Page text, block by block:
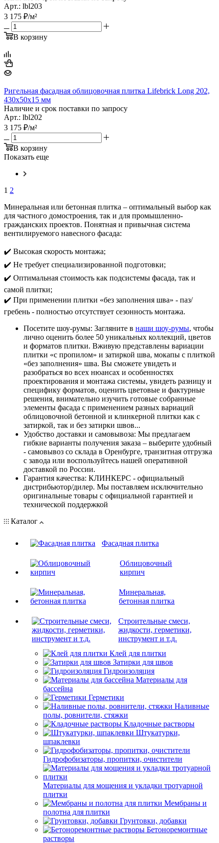
Арт.: lbl203
3 175 ₽/м²
В корзину
Ригельная фасадная облицовочная плитка Lifebrick Long 202,
430х50х15 мм
Наличие и срок поставки по запросу
Арт.: lbl202
3 175 ₽/м²
В корзину
Показать еще
1 2
Минеральная или бетонная плитка – оптимальный выбор как
для частного домостроения, так и для промышленно-
гражданских проектов. Понятная и привычная система
вентилируемого навесного фасада:
✔️ Высокая скорость монтажа;
✔️ Не требует специализированной подготовки;
✔️ Оптимальная стоимость как подсистемы фасада, так и
самой плитки;
✔️ При применении плитки «без заполнения шва» - паз/
гребень - полностью отсутствует сезонность монтажа.
Посетите шоу-румы: Загляните в наши шоу-румы, чтобы
лично оценить более 50 уникальных коллекций, цветов
и форматов плитки. Вживую представлены вариации
плитки «с пропилом» и затиркой шва, мокапы с плиткой
«без заполнения» шва. Вы сможете увидеть и
разобраться во всех нюансах и особенностях
проектирования и монтажа системы, увидеть разницу и
специфику форматов, оценить цветовые и фактурные
решения, внимательно изучить готовые собранные
элементы фасада с применением разных вариаций
облицовочной бетонной и клинкерной плитки как с
затиркой, так и без затирки швов...
Удобство доставки и самовывоза: Мы предлагаем
гибкие варианты получения заказа – выберите удобный
- самовывоз со склада в Оренбурге, транзитная отгрузка
с завода или воспользуйтесь нашей оперативной
доставкой по России.
Гарантия качества: КЛИНКЕРС - официальный
дистрибьютор/дилер. Мы поставляем исключительно
оригинальные товары с официальной гарантией и
технической поддержкой
Каталог
Фасадная плитка
Облицовочный
кирпич
Минеральная,
бетонная плитка
Строительные смеси,
жидкости, герметики,
инструмент и т.д.
Клей для плитки
Затирки для швов
Гидроизоляция
Материалы для
бассейна
Герметики
Наливные
полы, ровнители, стяжки
Кладочные растворы
Штукатурки,
шпаклевки
Гидрофобизаторы, пропитки, очистители
Материалы для мощения и укладки тротуарной
плитки
Мембраны и
полотна для плитки
Грунтовки, добавки
Бетоноремонтные
растворы